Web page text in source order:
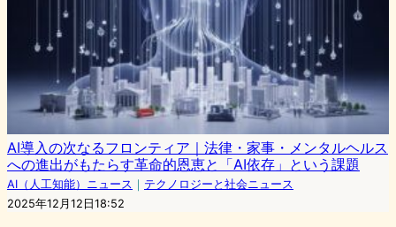
AI導入の次なるフロンティア｜法律・家事・メンタルヘルス
への進出がもたらす革命的恩恵と「AI依存」という課題
AI（人工知能）ニュース ｜ テクノロジーと社会ニュース
2025年12月12日18:52